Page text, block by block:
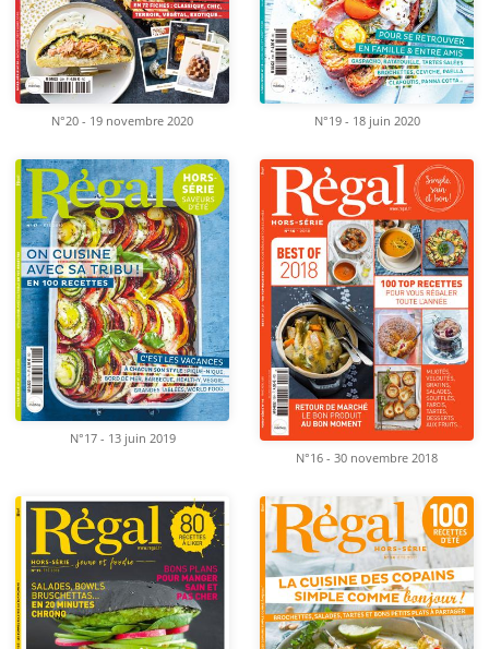
N°20 - 19 novembre 2020 N°19 - 18 juin 2020
N°17 - 13 juin 2019
N°16 - 30 novembre 2018